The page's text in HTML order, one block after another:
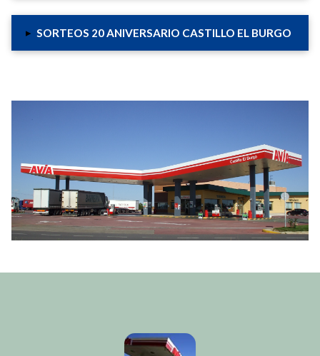
▸ SORTEOS 20 ANIVERSARIO CASTILLO EL BURGO